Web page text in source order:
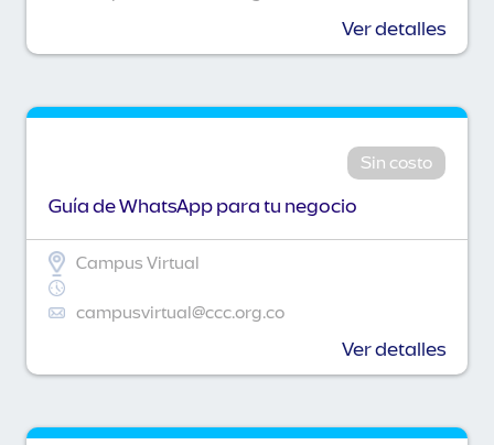
Ver detalles
Sin costo
Guía de WhatsApp para tu negocio
Campus Virtual
campusvirtual@ccc.org.co
Ver detalles